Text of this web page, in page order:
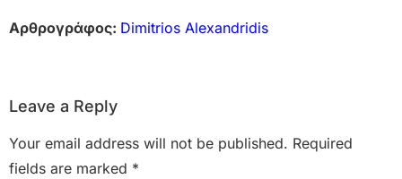
Αρθρογράφος: Dimitrios Alexandridis
Leave a Reply
Your email address will not be published. Required
fields are marked *